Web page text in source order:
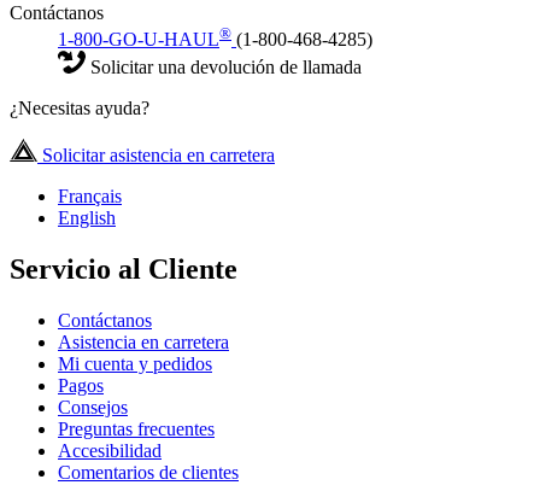
Contáctanos
1-800-GO-U-HAUL® (1-800-468-4285)
Solicitar una devolución de llamada
¿Necesitas ayuda?
Solicitar asistencia en carretera
Français
English
Servicio al Cliente
Contáctanos
Asistencia en carretera
Mi cuenta y pedidos
Pagos
Consejos
Preguntas frecuentes
Accesibilidad
Comentarios de clientes